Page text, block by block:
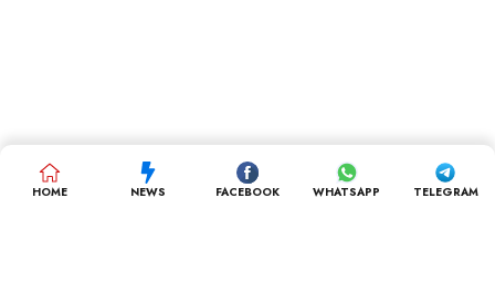
HOME NEWS FACEBOOK WHATSAPP TELEGRAM